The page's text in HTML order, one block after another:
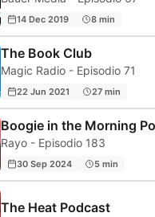
14 Dec 2019 8 min
The Book Club
Magic Radio - Episodio 71
22 Jun 2021 27 min
Boogie in the Morning
Rayo - Episodio 183
30 Sep 2024 5 min
The Heat Podcast